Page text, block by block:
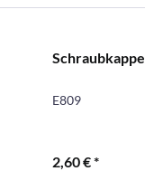
Schraubkappe
E809
2,60 € *